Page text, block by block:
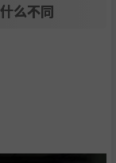
么不同